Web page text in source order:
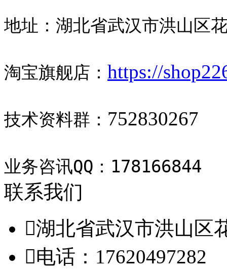
地址：湖北省武汉市洪山区
淘宝旗舰店： https://
技术资料群： 752830267
业务咨讯QQ：178166844
联系我们
湖北省武汉市洪山区
电话：17620497282